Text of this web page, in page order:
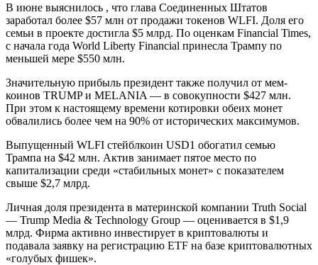
В июне выяснилось , что глава Соединенных Штатов
заработал более $57 млн от продажи токенов WLFI. Доля его
семьи в проекте достигла $5 млрд. По оценкам Financial Times,
с начала года World Liberty Financial принесла Трампу по
меньшей мере $550 млн.
Значительную прибыль президент также получил от мем-
коинов TRUMP и MELANIA — в совокупности $427 млн.
При этом к настоящему времени котировки обеих монет
обвалились более чем на 90% от исторических максимумов.
Выпущенный WLFI стейблкоин USD1 обогатил семью
Трампа на $42 млн. Актив занимает пятое место по
капитализации среди «стабильных монет» с показателем
свыше $2,7 млрд.
Личная доля президента в материнской компании Truth Social
— Trump Media & Technology Group — оценивается в $1,9
млрд. Фирма активно инвестирует в криптовалюты и
подавала заявку на регистрацию ETF на базе криптовалютных
«голубых фишек».